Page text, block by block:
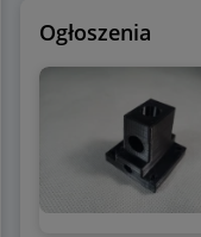
Ogłoszenia